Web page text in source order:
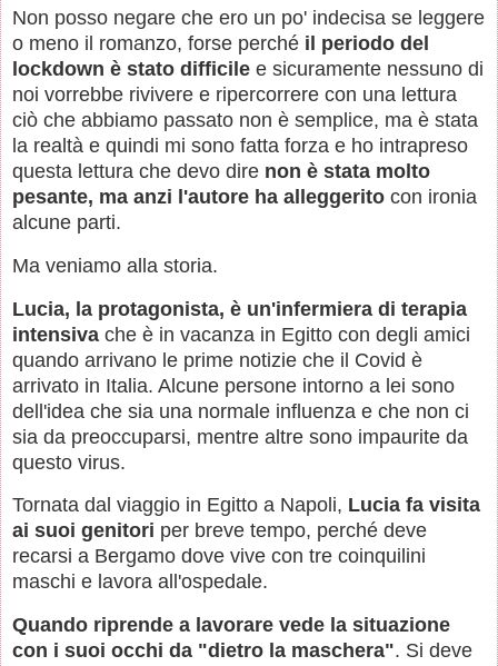
Non posso negare che ero un po' indecisa se leggere
o meno il romanzo, forse perché il periodo del
lockdown è stato difficile e sicuramente nessuno di
noi vorrebbe rivivere e ripercorrere con una lettura
ciò che abbiamo passato non è semplice, ma è stata
la realtà e quindi mi sono fatta forza e ho intrapreso
questa lettura che devo dire non è stata molto
pesante, ma anzi l'autore ha alleggerito con ironia
alcune parti.
Ma veniamo alla storia.
Lucia, la protagonista, è un'infermiera di terapia
intensiva che è in vacanza in Egitto con degli amici
quando arrivano le prime notizie che il Covid è
arrivato in Italia. Alcune persone intorno a lei sono
dell'idea che sia una normale influenza e che non ci
sia da preoccuparsi, mentre altre sono impaurite da
questo virus.
Tornata dal viaggio in Egitto a Napoli, Lucia fa visita
ai suoi genitori per breve tempo, perché deve
recarsi a Bergamo dove vive con tre coinquilini
maschi e lavora all'ospedale.
Quando riprende a lavorare vede la situazione
con i suoi occhi da "dietro la maschera". Si deve